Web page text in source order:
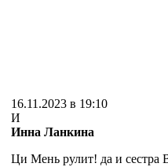
16.11.2023 в 19:10
И
Инна Ланкина
Ци Мень рулит! да и сестра